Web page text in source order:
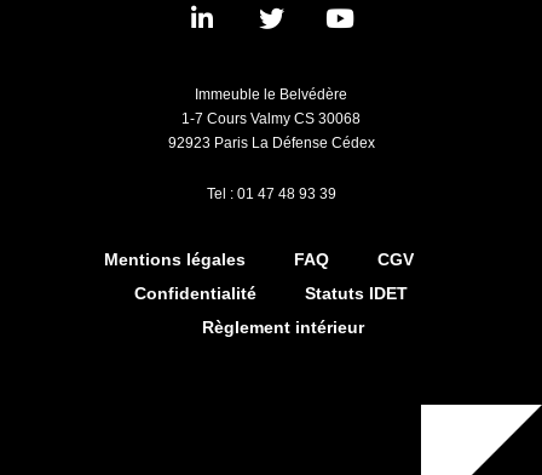
Immeuble le Belvédère
1-7 Cours Valmy CS 30068
92923 Paris La Défense Cédex
Tel : 01 47 48 93 39
Mentions légales FAQ
CGV
Confidentialité
Statuts IDET
Règlement intérieur